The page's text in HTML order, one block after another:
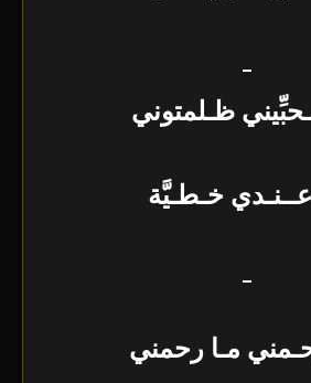
_
ظـلمتوني
خـطـيَّة
_
مـا رحمني